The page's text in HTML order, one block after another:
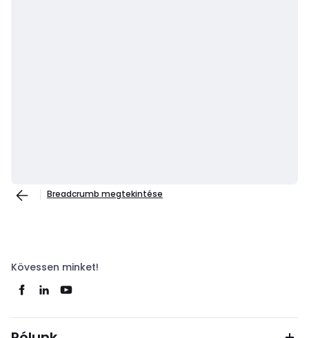
Breadcrumb megtekintése
Kövessen minket!